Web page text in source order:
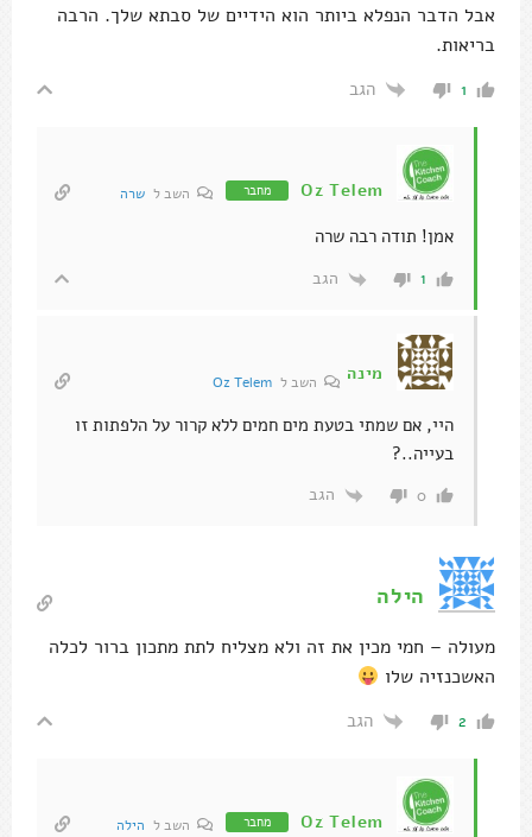
אבל הדבר הנפלא ביותר הוא הידיים של סבתא שלך. הרבה
בריאות.
1 הגב
Oz Telem מחבר השב ל שרה
אמן! תודה רבה שרה
1 הגב
מינה השב ל Oz Telem
היי, אם שמתי בטעת מים חמים ללא קרור על הלפתות זו
בעייה..?
0 הגב
הילה
מעולה – חמי מכין את זה ולא מצליח לתת מתכון ברור לכלה
האשכנזיה שלו
2 הגב
Oz Telem מחבר השב ל הילה